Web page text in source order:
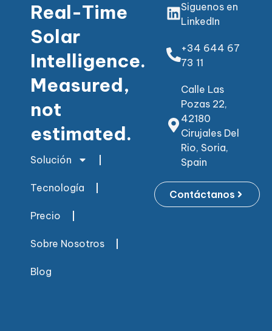
Real-Time
Solar
Intelligence.
Measured,
not
estimated.
Solución
Tecnología
Precio
Sobre Nosotros
Blog
Siguenos en
LinkedIn
+34 644 67
73 11
Calle Las
Pozas 22,
42180
Cirujales Del
Rio, Soria,
Spain
Contáctanos